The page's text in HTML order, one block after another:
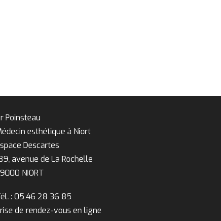
Poinsteau
esthétique à Niort
Descartes
avenue de La Rochelle
NIORT
: 05 46 28 36 85
de rendez-vous en ligne